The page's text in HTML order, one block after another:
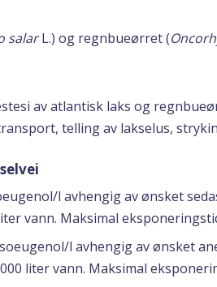
salarL.) og regnbueørret (
av atlantisk laks og
telling av lakselus,
l avhengig av ønsket
vann. Maksimal
l avhengig av ønsket
liter vann. Maksimal